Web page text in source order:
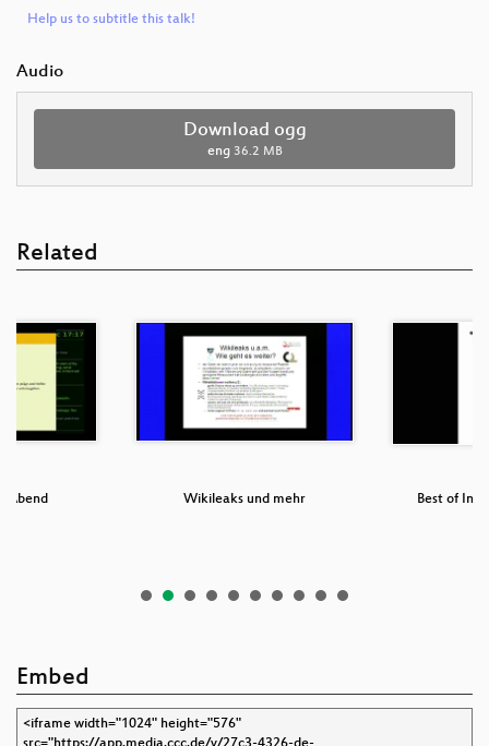
Help us to subtitle this talk!
Audio
Download ogg
eng 36.2 MB
Related
Abend Wikileaks und mehr Best of
Embed